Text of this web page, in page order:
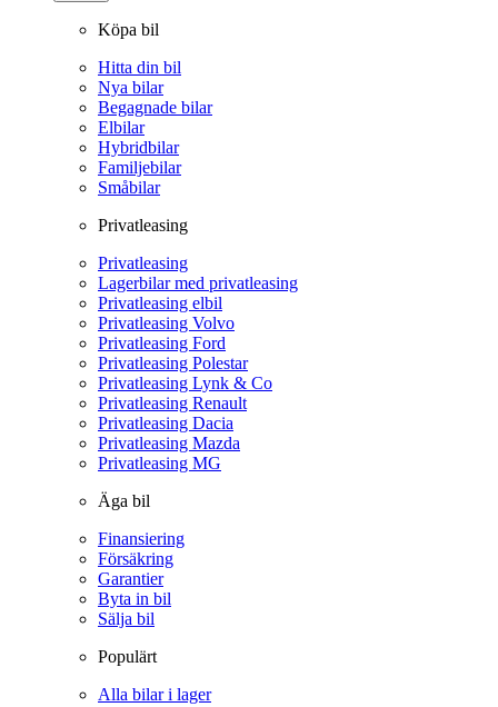
Köpa bil
Hitta din bil
Nya bilar
Begagnade bilar
Elbilar
Hybridbilar
Familjebilar
Småbilar
Privatleasing
Privatleasing
Lagerbilar med privatleasing
Privatleasing elbil
Privatleasing Volvo
Privatleasing Ford
Privatleasing Polestar
Privatleasing Lynk & Co
Privatleasing Renault
Privatleasing Dacia
Privatleasing Mazda
Privatleasing MG
Äga bil
Finansiering
Försäkring
Garantier
Byta in bil
Sälja bil
Populärt
Alla bilar i lager